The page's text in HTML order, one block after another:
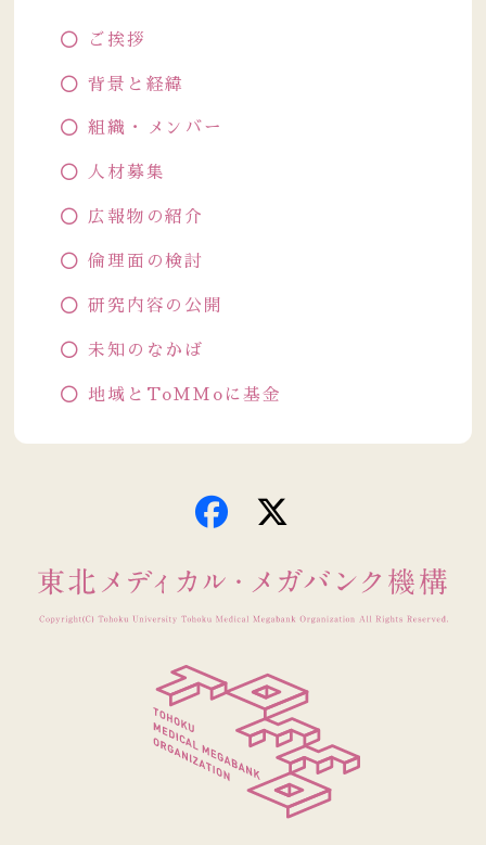
ご挨拶
背景と経緯
組織・メンバー
人材募集
広報物の紹介
倫理面の検討
研究内容の公開
未知のなかば
地域とToMMoに基金